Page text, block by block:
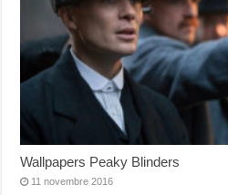
Wallpapers Peaky Blinders
11 novembre 2016